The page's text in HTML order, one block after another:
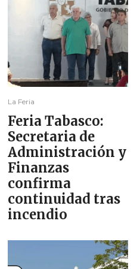
La Feria
Feria Tabasco:
Secretaria de
Administración y
Finanzas
confirma
continuidad tras
incendio